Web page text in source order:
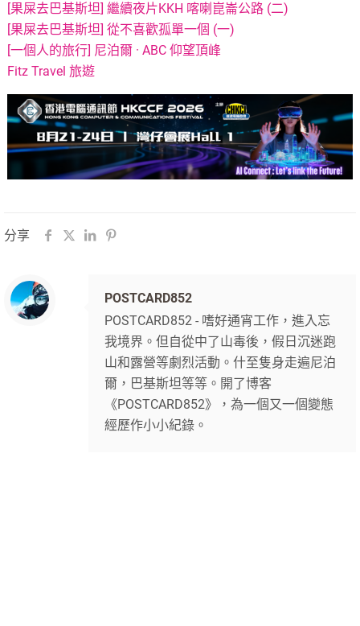
[果屎去巴基斯坦] 繼續夜片KKH 喀喇崑崙公路 (二)
[果屎去巴基斯坦] 從不喜歡孤單一個 (一)
[一個人的旅行] 尼泊爾 · ABC 仰望頂峰
Fitz Travel 旅遊
分享
POSTCARD852
POSTCARD852 - 嗜好通宵工作，進入忘
我境界。但自從中了山毒後，假日沉迷跑
山和露營等劇烈活動。什至隻身走遍尼泊
爾，巴基斯坦等等。開了博客
《POSTCARD852》，為一個又一個變態
經歷作小小紀錄。